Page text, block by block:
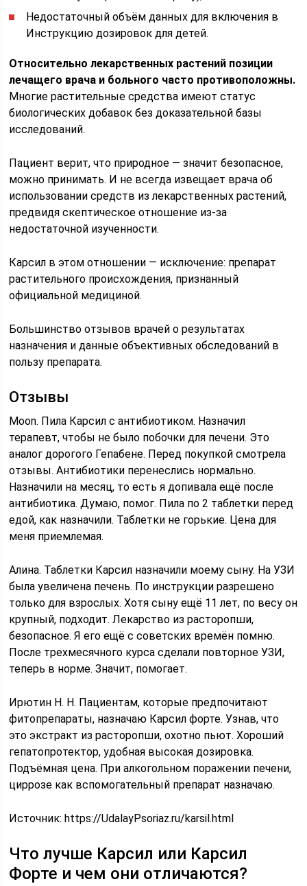
Недостаточный объём данных для включения в
Инструкцию дозировок для детей.
Относительно лекарственных растений позиции
лечащего врача и больного часто противоположны.
Многие растительные средства имеют статус
биологических добавок без доказательной базы
исследований.
Пациент верит, что природное — значит безопасное,
можно принимать. И не всегда извещает врача об
использовании средств из лекарственных растений,
предвидя скептическое отношение из-за
недостаточной изученности.
Карсил в этом отношении — исключение: препарат
растительного происхождения, признанный
официальной медициной.
Большинство отзывов врачей о результатах
назначения и данные объективных обследований в
пользу препарата.
Отзывы
Moon. Пила Карсил с антибиотиком. Назначил
терапевт, чтобы не было побочки для печени. Это
аналог дорогого Гепабене. Перед покупкой смотрела
отзывы. Антибиотики перенеслись нормально.
Назначили на месяц, то есть я допивала ещё после
антибиотика. Думаю, помог. Пила по 2 таблетки перед
едой, как назначили. Таблетки не горькие. Цена для
меня приемлемая.
Алина. Таблетки Карсил назначили моему сыну. На УЗИ
была увеличена печень. По инструкции разрешено
только для взрослых. Хотя сыну ещё 11 лет, по весу он
крупный, подходит. Лекарство из расторопши,
безопасное. Я его ещё с советских времён помню.
После трехмесячного курса сделали повторное УЗИ,
теперь в норме. Значит, помогает.
Ирютин Н. Н. Пациентам, которые предпочитают
фитопрепараты, назначаю Карсил форте. Узнав, что
это экстракт из расторопши, охотно пьют. Хороший
гепатопротектор, удобная высокая дозировка.
Подъёмная цена. При алкогольном поражении печени,
циррозе как вспомогательный препарат назначаю.
Источник:https://UdalayPsoriaz.ru/karsil.html
Что лучше Карсил или Карсил
Форте и чем они отличаются?